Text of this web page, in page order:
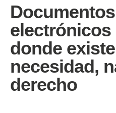
Documentos
electrónicos
donde
necesidad,
derecho